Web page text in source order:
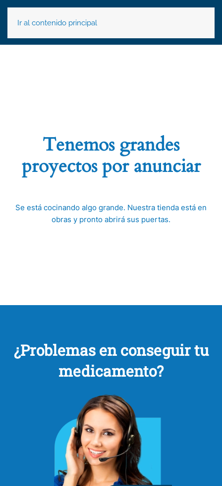
Ir al contenido principal
Tenemos grandes
proyectos por anunciar
Se está cocinando algo grande. Nuestra tienda está en
obras y pronto abrirá sus puertas.
¿Problemas en conseguir tu
medicamento?